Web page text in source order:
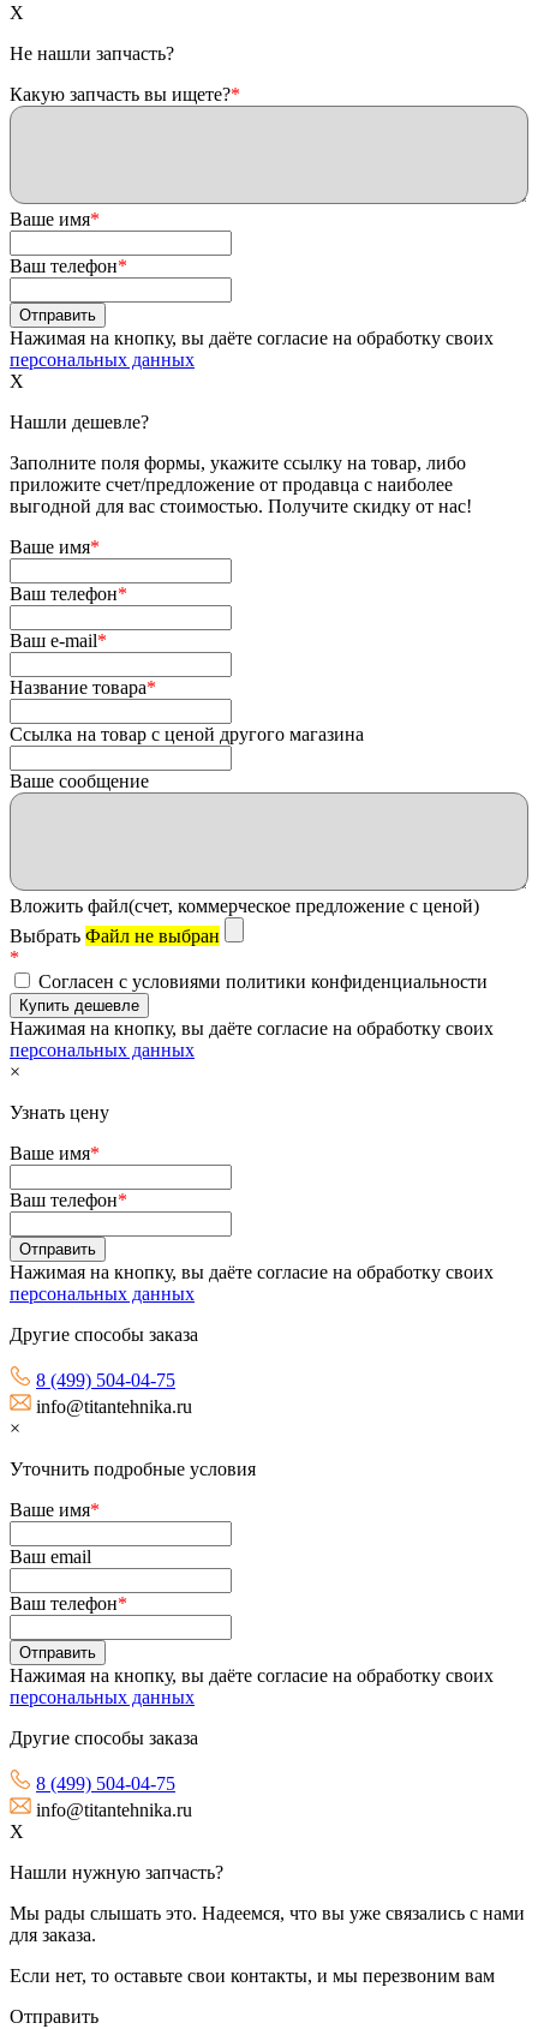
X
Не нашли запчасть?
Какую запчасть вы ищете?*
Ваше имя*
Ваш телефон*
Нажимая на кнопку, вы даёте согласие на обработку своих
персональных данных
X
Нашли дешевле?
Заполните поля формы, укажите ссылку на товар, либо
приложите счет/предложение от продавца с наиболее
выгодной для вас стоимостью. Получите скидку от нас!
Ваше имя*
Ваш телефон*
Ваш e-mail*
Название товара*
Ссылка на товар с ценой другого магазина
Ваше сообщение
Вложить файл(счет, коммерческое предложение с ценой)
Выбрать Файл не выбран
*
Согласен с условиями политики конфиденциальности
Нажимая на кнопку, вы даёте согласие на обработку своих
персональных данных
×
Узнать цену
Ваше имя*
Ваш телефон*
Нажимая на кнопку, вы даёте согласие на обработку своих
персональных данных
Другие способы заказа
8 (499) 504-04-75
info@titantehnika.ru
×
Уточнить подробные условия
Ваше имя*
Ваш email
Ваш телефон*
Нажимая на кнопку, вы даёте согласие на обработку своих
персональных данных
Другие способы заказа
8 (499) 504-04-75
info@titantehnika.ru
X
Нашли нужную запчасть?
Мы рады слышать это. Надеемся, что вы уже связались с нами
для заказа.
Если нет, то оставьте свои контакты, и мы перезвоним вам
Отправить